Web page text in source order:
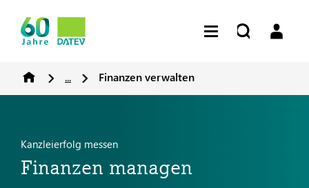
... Finanzen verwalten
Kanzleierfolg messen
Finanzen managen